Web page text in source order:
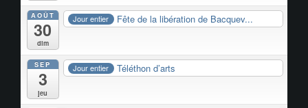
AOÛT
30
dim
Jour entier Fête de la libération de Bacquev...
SEP
3
jeu
Jour entier Téléthon d’arts